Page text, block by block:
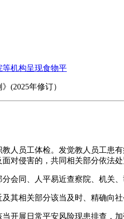
机构呈现食物平
(2025年修订）
员工体检。发觉教人员工患有
对侵害的，共同相关部分依法处
同、人平易近查察院、机关、
相关部分该当及时、精确向社
展日常平安风险现患排查，加